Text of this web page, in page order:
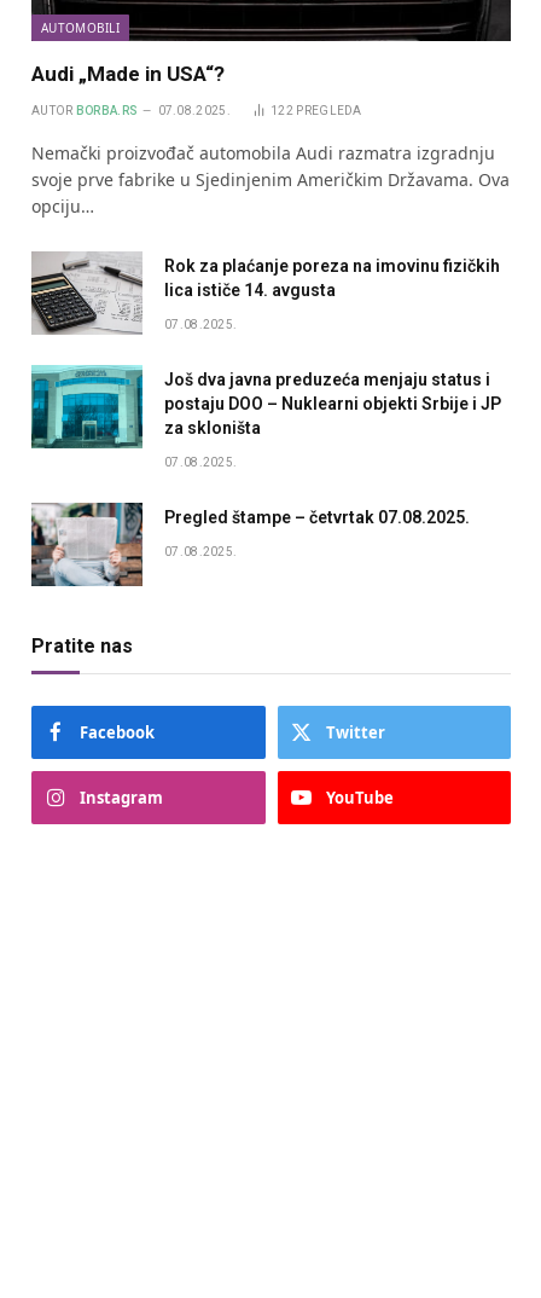
AUTOMOBILI
Audi „Made in USA“?
AUTOR BORBA.RS 07.08.2025. 122 PREGLEDA
Nemački proizvođač automobila Audi razmatra izgradnju
svoje prve fabrike u Sjedinjenim Američkim Državama. Ova
opciju…
Rok za plaćanje poreza na imovinu fizičkih
lica ističe 14. avgusta
07.08.2025.
Još dva javna preduzeća menjaju status i
postaju DOO – Nuklearni objekti Srbije i JP
za skloništa
07.08.2025.
Pregled štampe – četvrtak 07.08.2025.
07.08.2025.
Pratite nas
Facebook Twitter
Instagram YouTube